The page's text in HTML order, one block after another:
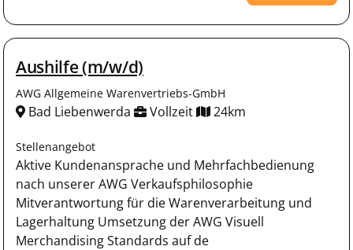
Aushilfe (m/w/d)
AWG Allgemeine Warenvertriebs-GmbH
Bad Liebenwerda Vollzeit 24km
Stellenangebot
Aktive Kundenansprache und Mehrfachbedienung
nach unserer AWG Verkaufsphilosophie
Mitverantwortung für die Warenverarbeitung und
Lagerhaltung Umsetzung der AWG Visuell
Merchandising Standards auf de